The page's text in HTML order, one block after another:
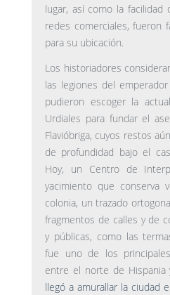
lugar, así como la facilidad
redes comerciales, fueron
para su ubicación.
Los historiadores
las legiones del
pudieron escoger la
Urdiales para fundar el
Flavióbriga, cuyos restos
de profundidad bajo el
Hoy, un Centro de
yacimiento que conserva
colonia, un trazado
fragmentos de calles y de
y públicas, como las
fue uno de los
entre el norte de Hispania
llegó a amurallar la ciudad